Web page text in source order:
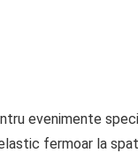
evenimente
fermoar la